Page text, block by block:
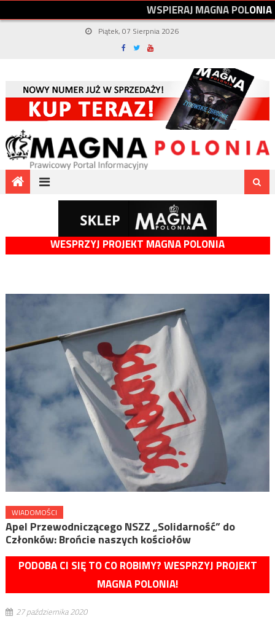
WSPIERAJMAGNAPOLONIA
Piątek, 07 Sierpnia 2026
WESPRZYJ PROJEKT MAGNA POLONIA
WIADOMOŚCI
Apel Przewodniczącego NSZZ „Solidarność” do
Członków: Brońcie naszych kościołów
PODOBA CI SIĘ TO CO ROBIMY? WESPRZYJ PROJEKT
MAGNA POLONIA!
27 października 2020